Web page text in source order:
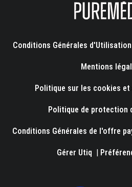
Conditions Générales d'Utilisation
Mentions
Politique sur les cookies
Politique de protection
Conditions Générales de l'offre
Gérer Utiq |